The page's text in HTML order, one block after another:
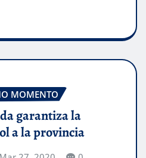
MOMENTO
garantiza la
a la provincia